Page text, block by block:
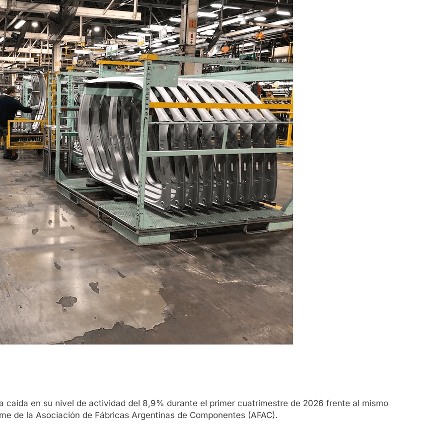
caída en su nivel de actividad del 8,9% durante el primer cuatrimestre de 2026 frente al mismo
de la Asociación de Fábricas Argentinas de Componentes (AFAC).